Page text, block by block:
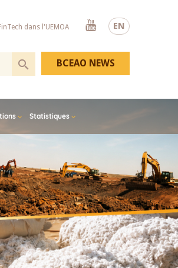
EN
dans l'UEMOA
Youtube
Statistiques
BCEAO NEWS